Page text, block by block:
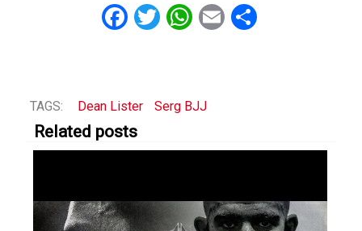
Facebook
Twitter
WhatsApp
EmailShare
TAGS: Dean Lister Serg BJJ
Related posts